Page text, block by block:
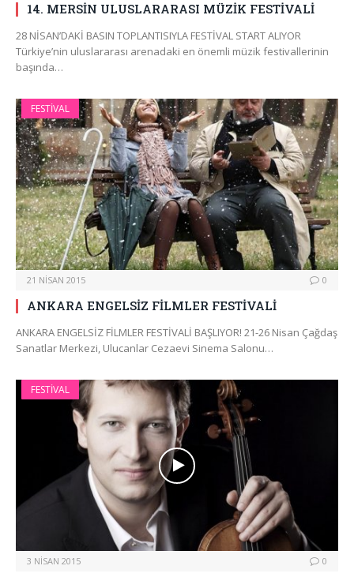
14. MERSİN ULUSLARARASI MÜZİK FESTİVALİ
28 NİSAN’DAKİ BASIN TOPLANTISIYLA FESTİVAL START ALIYOR
Türkiye’nin uluslararası arenadaki en önemli müzik festivallerinin
başında…
FESTIVAL
21 NISAN 2015 0
ANKARA ENGELSİZ FİLMLER FESTİVALİ
ANKARA ENGELSİZ FİLMLER FESTİVALİ BAŞLIYOR! 21-26 Nisan Çağdaş
Sanatlar Merkezi, Ulucanlar Cezaevi Sinema Salonu…
FESTIVAL
3 NISAN 2015 0